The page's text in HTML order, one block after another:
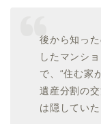
後から知っ
したマンシ
で、“住む家
遺産分割の
は隠していた